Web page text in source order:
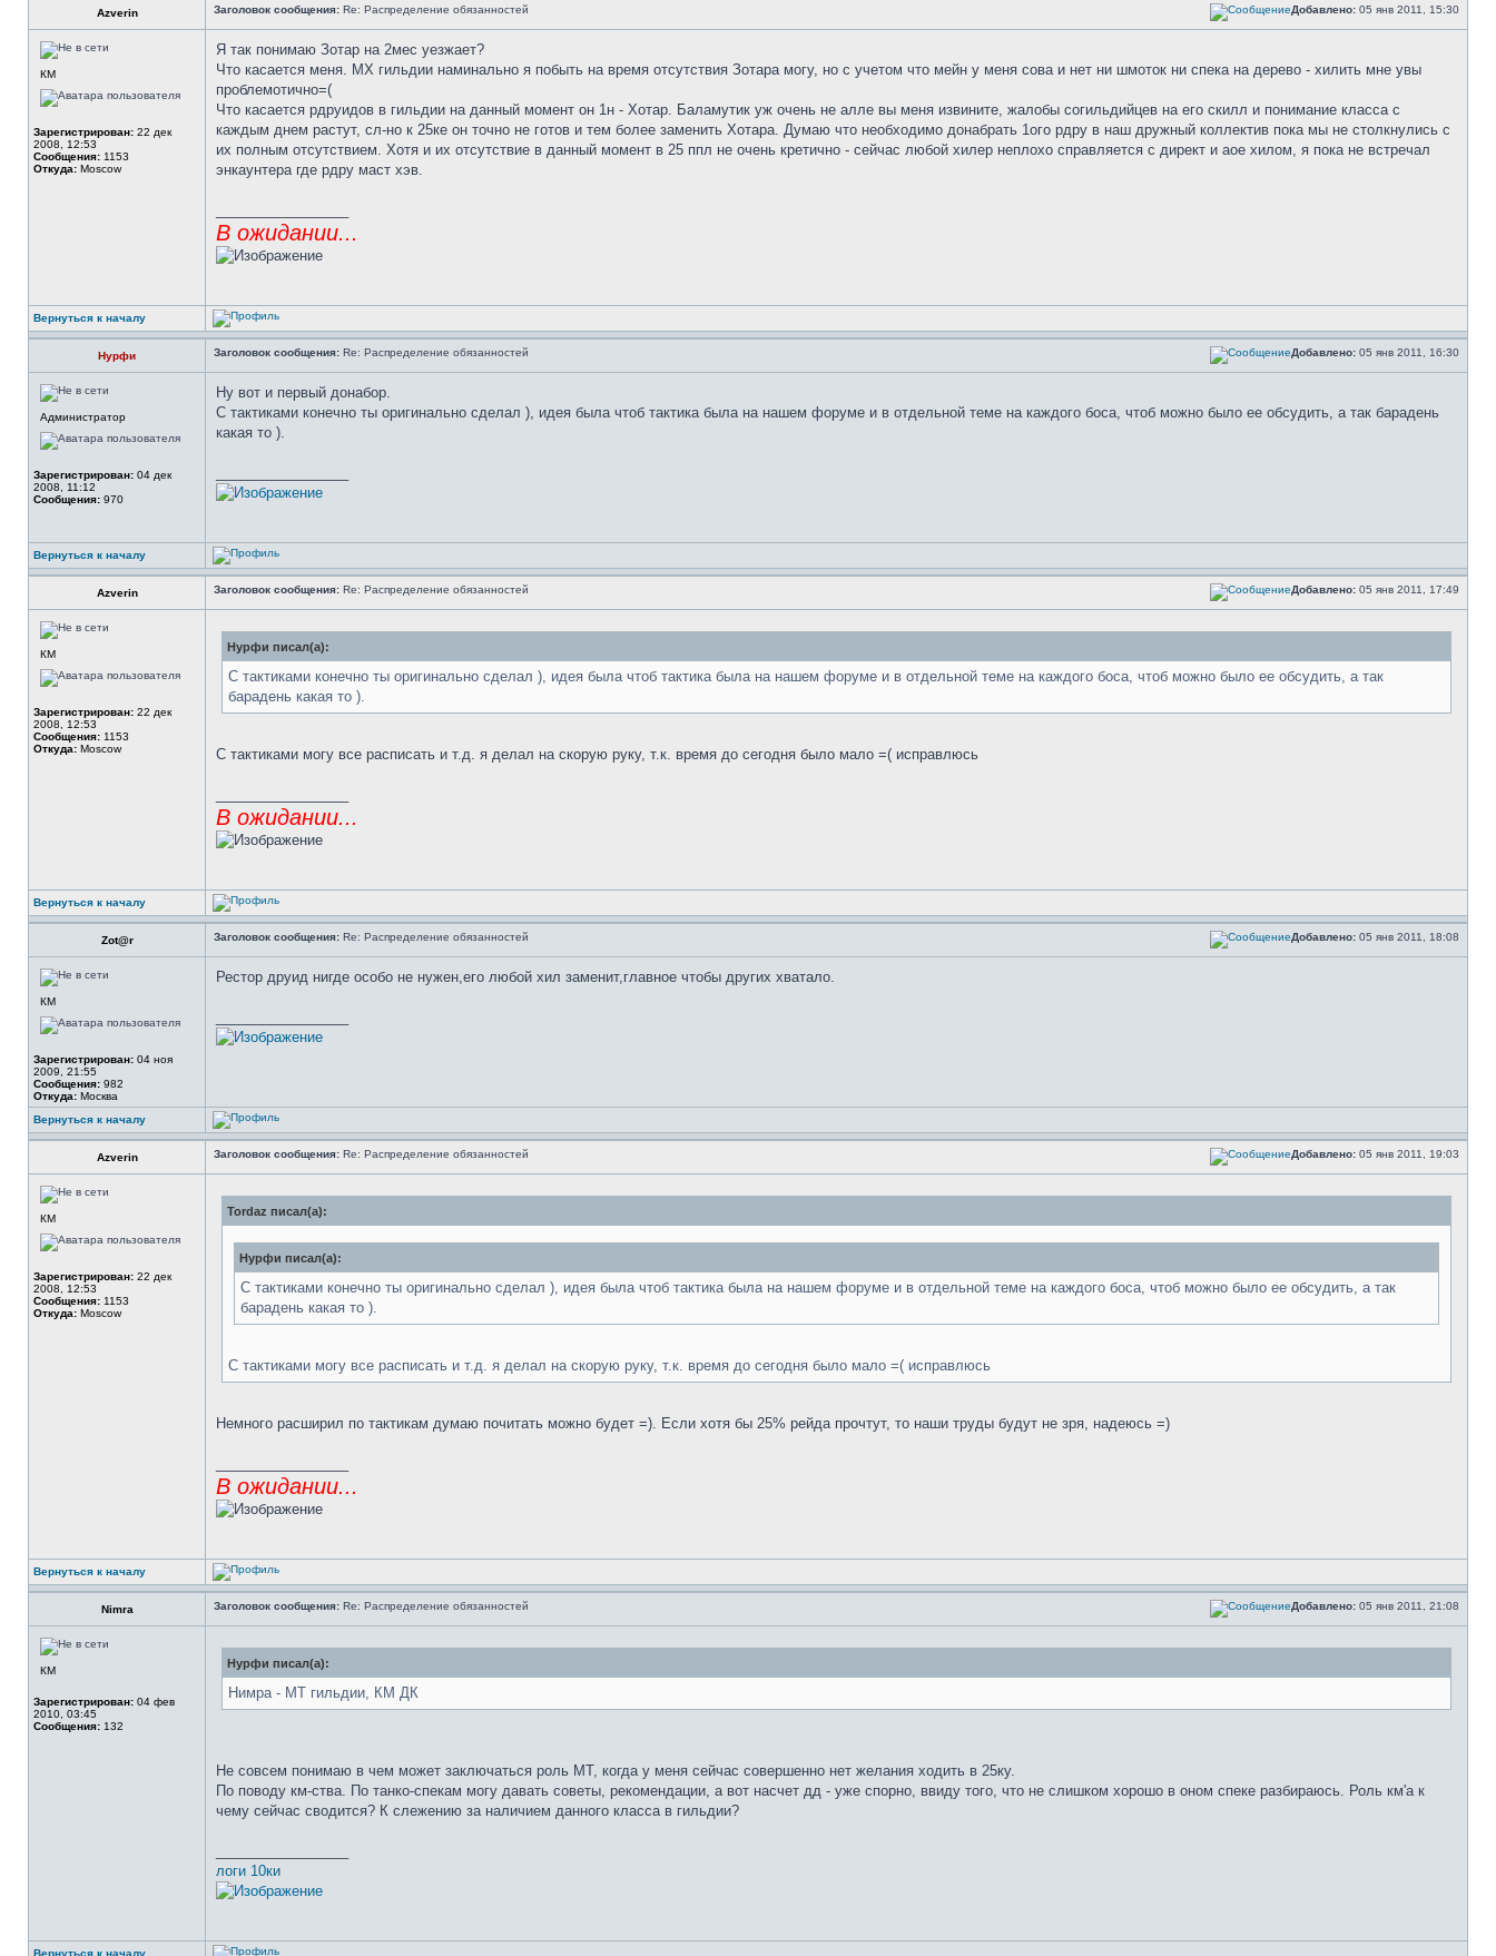
Azverin Заголовок сообщения: Re: Распределение обязанностей Добавлено: 05 янв 2011, 15:30
КМ
Зарегистрирован: 22 дек
2008, 12:53
Сообщения: 1153
Откуда: Moscow
Я так понимаю Зотар на 2мес уезжает?
Что касается меня. МХ гильдии наминально я побыть на время отсутствия Зотара могу, но с учетом что мейн у меня сова и нет ни шмоток ни спека на дерево - хилить мне увы
проблемотично=(
Что касается рдруидов в гильдии на данный момент он 1н - Хотар. Баламутик уж очень не алле вы меня извините, жалобы согильдийцев на его скилл и понимание класса с
каждым днем растут, сл-но к 25ке он точно не готов и тем более заменить Хотара. Думаю что необходимо донабрать 1ого рдру в наш дружный коллектив пока мы не столкнулись с
их полным отсутствием. Хотя и их отсутствие в данный момент в 25 ппл не очень кретично - сейчас любой хилер неплохо справляется с директ и аое хилом, я пока не встречал
энкаунтера где рдру маст хэв.
В ожидании...
Вернуться к началу
Нурфи Заголовок сообщения: Re: Распределение обязанностей Добавлено: 05 янв 2011, 16:30
Администратор
Зарегистрирован: 04 дек
2008, 11:12
Сообщения: 970
Ну вот и первый донабор.
С тактиками конечно ты оригинально сделал ), идея была чтоб тактика была на нашем форуме и в отдельной теме на каждого боса, чтоб можно было ее обсудить, а так барадень
какая то ).
Вернуться к началу
Azverin Заголовок сообщения: Re: Распределение обязанностей Добавлено: 05 янв 2011, 17:49
КМ
Зарегистрирован: 22 дек
2008, 12:53
Сообщения: 1153
Откуда: Moscow
Нурфи писал(а):
С тактиками конечно ты оригинально сделал ), идея была чтоб тактика была на нашем форуме и в отдельной теме на каждого боса, чтоб можно было ее обсудить, а так
барадень какая то ).
С тактиками могу все расписать и т.д. я делал на скорую руку, т.к. время до сегодня было мало =( исправлюсь
В ожидании...
Вернуться к началу
Zot@r Заголовок сообщения: Re: Распределение обязанностей Добавлено: 05 янв 2011, 18:08
КМ
Зарегистрирован: 04 ноя
2009, 21:55
Сообщения: 982
Откуда: Москва
Рестор друид нигде особо не нужен,его любой хил заменит,главное чтобы других хватало.
Вернуться к началу
Azverin Заголовок сообщения: Re: Распределение обязанностей Добавлено: 05 янв 2011, 19:03
КМ
Зарегистрирован: 22 дек
2008, 12:53
Сообщения: 1153
Откуда: Moscow
Tordaz писал(а):
Нурфи писал(а):
С тактиками конечно ты оригинально сделал ), идея была чтоб тактика была на нашем форуме и в отдельной теме на каждого боса, чтоб можно было ее обсудить, а так
барадень какая то ).
С тактиками могу все расписать и т.д. я делал на скорую руку, т.к. время до сегодня было мало =( исправлюсь
Немного расширил по тактикам думаю почитать можно будет =). Если хотя бы 25% рейда прочтут, то наши труды будут не зря, надеюсь =)
В ожидании...
Вернуться к началу
Nimra Заголовок сообщения: Re: Распределение обязанностей Добавлено: 05 янв 2011, 21:08
КМ
Зарегистрирован: 04 фев
2010, 03:45
Сообщения: 132
Нурфи писал(а):
Нимра - МТ гильдии, КМ ДК
Не совсем понимаю в чем может заключаться роль МТ, когда у меня сейчас совершенно нет желания ходить в 25ку.
По поводу км-ства. По танко-спекам могу давать советы, рекомендации, а вот насчет дд - уже спорно, ввиду того, что не слишком хорошо в оном спеке разбираюсь. Роль км'а к
чему сейчас сводится? К слежению за наличием данного класса в гильдии?
логи 10ки
Вернуться к началу